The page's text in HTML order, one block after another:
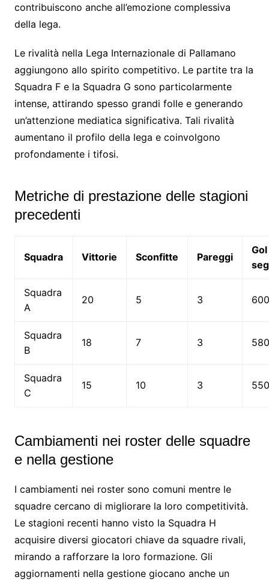
contribuiscono anche all’emozione complessiva
della lega.
Le rivalità nella Lega Internazionale di Pallamano
aggiungono allo spirito competitivo. Le partite tra la
Squadra F e la Squadra G sono particolarmente
intense, attirando spesso grandi folle e generando
un’attenzione mediatica significativa. Tali rivalità
aumentano il profilo della lega e coinvolgono
profondamente i tifosi.
Metriche di prestazione delle stagioni
precedenti
Squadra Vittorie Sconfitte Pareggi
Gol
Squadra
A
20 5 3 600
Squadra
B
18 7 3 580
Squadra
C
15 10 3 550
Cambiamenti nei roster delle squadre
e nella gestione
I cambiamenti nei roster sono comuni mentre le
squadre cercano di migliorare la loro competitività.
Le stagioni recenti hanno visto la Squadra H
acquisire diversi giocatori chiave da squadre rivali,
mirando a rafforzare la loro formazione. Gli
aggiornamenti nella gestione giocano anche un